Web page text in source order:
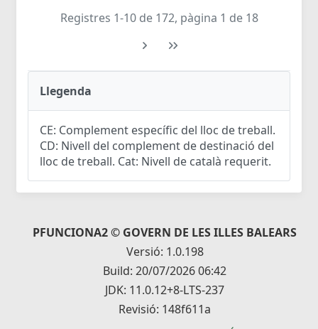
Registres 1-10 de 172, pàgina 1 de 18
Llegenda
CE: Complement específic del lloc de treball.
CD: Nivell del complement de destinació del
lloc de treball. Cat: Nivell de català requerit.
PFUNCIONA2 © GOVERN DE LES ILLES BALEARS
Versió: 1.0.198
Build: 20/07/2026 06:42
JDK: 11.0.12+8-LTS-237
Revisió: 148f611a